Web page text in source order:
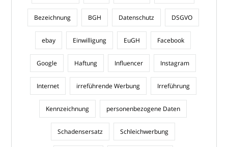
Bezeichnung BGH Datenschutz DSGVO
ebay Einwilligung EuGH Facebook
Google Haftung Influencer Instagram
Internet irreführende Werbung Irreführung
Kennzeichnung personenbezogene Daten
Schadensersatz Schleichwerbung